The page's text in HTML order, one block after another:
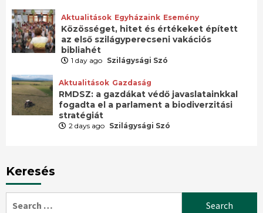
Aktualitások Egyházaink Esemény
Közösséget, hitet és értékeket épített
az első szilágyperecseni vakációs
bibliahét
1 day ago Szilágysági Szó
Aktualitások Gazdaság
RMDSZ: a gazdákat védő javaslatainkkal
fogadta el a parlament a biodiverzitási
stratégiát
2 days ago Szilágysági Szó
Keresés